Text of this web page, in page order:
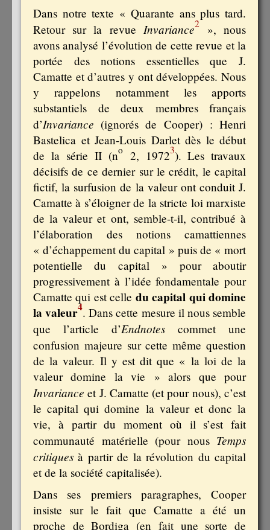
Dans notre texte « Quarante ans plus tard.
Retour sur la revue Invariance2
», nous
avons analysé l’évolution de cette revue et la
portée des notions essentielles que J.
Camatte et d’autres y ont développées. Nous
y rappelons notamment les apports
substantiels de deux membres français
d’Invariance (ignorés de Cooper) : Henri
Bastelica et Jean-Louis Darlet dès le début
de la série II (no 2, 19723). Les travaux
décisifs de ce dernier sur le crédit, le capital
fictif, la surfusion de la valeur ont conduit J.
Camatte à s’éloigner de la stricte loi marxiste
de la valeur et ont, semble-t-il, contribué à
l’élaboration des notions camattiennes
« d’échappement du capital » puis de « mort
potentielle du capital » pour aboutir
progressivement à l’idée fondamentale pour
Camatte qui est celle du capital qui domine
la valeur4. Dans cette mesure il nous semble
que l’article d’Endnotes commet une
confusion majeure sur cette même question
de la valeur. Il y est dit que « la loi de la
valeur domine la vie » alors que pour
Invarianceet J. Camatte (et pour nous), c’est
le capital qui domine la valeur et donc la
vie, à partir du moment où il s’est fait
communauté matérielle (pour nous Temps
critiquesà partir de la révolution du capital
et de la société capitalisée).
Dans ses premiers paragraphes, Cooper
insiste sur le fait que Camatte a été un
proche de Bordiga (en fait une sorte de